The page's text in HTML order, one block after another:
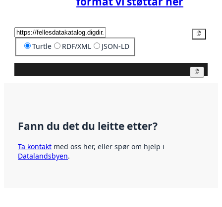
Turtle RDF/XML JSON-LD
Fann du det du leitte etter?
Ta kontakt med oss her, eller spør om hjelp i
Datalandsbyen.